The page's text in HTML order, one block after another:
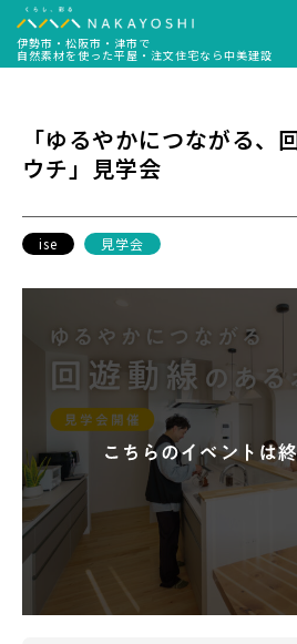
伊勢市・松阪市・津市で
自然素材を使った平屋・注文住宅なら中美建設
「ゆるやかにつながる、
ウチ」見学会
ise 見学会